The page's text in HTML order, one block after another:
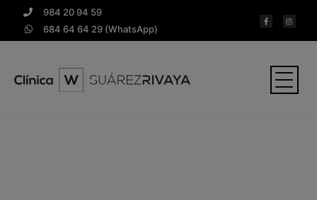
984 20 94 59
684 64 64 29 (WhatsApp)